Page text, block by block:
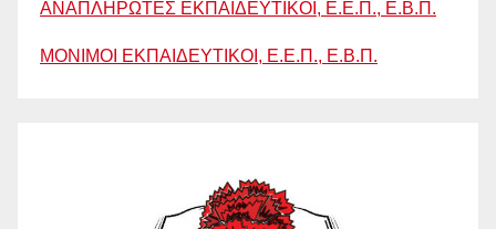
ΑΝΑΠΛΗΡΩΤΕΣ ΕΚΠΑΙΔΕΥΤΙΚΟΙ, Ε.Ε.Π., Ε.Β.Π.
ΜΟΝΙΜΟΙ ΕΚΠΑΙΔΕΥΤΙΚΟΙ, Ε.Ε.Π., Ε.Β.Π.